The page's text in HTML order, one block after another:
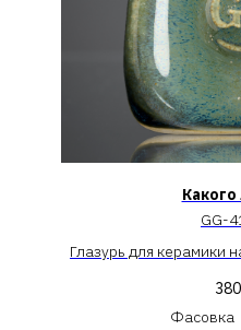
GG-
Глазурь для керамики
380
Фасовка